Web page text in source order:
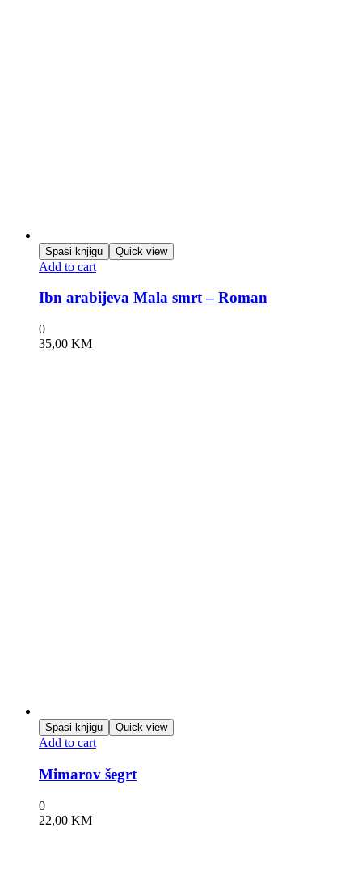
Spasi knjigu Quick view
Add to cart
Ibn arabijeva Mala smrt – Roman
0
35,00 KM
Spasi knjigu Quick view
Add to cart
Mimarov šegrt
0
22,00 KM